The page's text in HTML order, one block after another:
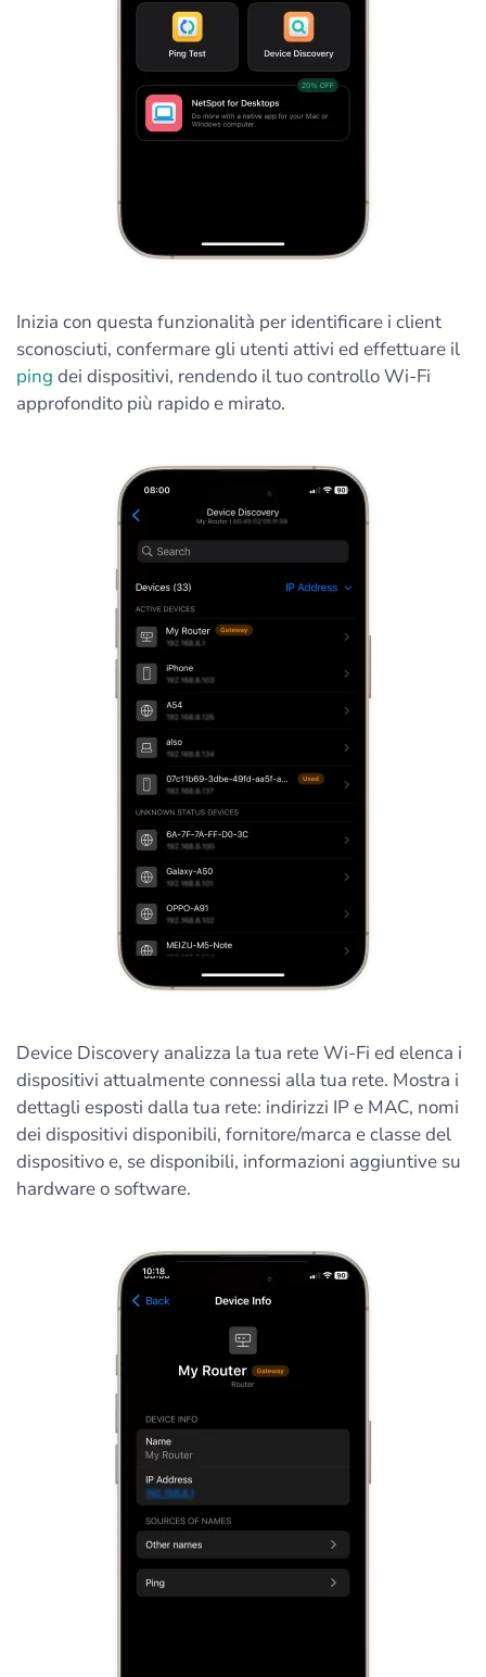
Inizia con questa funzionalità per identificare i client
sconosciuti, confermare gli utenti attivi ed effettuare il
ping dei dispositivi, rendendo il tuo controllo Wi-Fi
approfondito più rapido e mirato.
Device Discovery analizza la tua rete Wi-Fi ed elenca i
dispositivi attualmente connessi alla tua rete. Mostra i
dettagli esposti dalla tua rete: indirizzi IP e MAC, nomi
dei dispositivi disponibili, fornitore/marca e classe del
dispositivo e, se disponibili, informazioni aggiuntive su
hardware o software.